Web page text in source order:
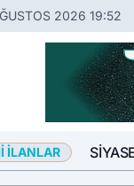
2026 19:52
İLANLAR